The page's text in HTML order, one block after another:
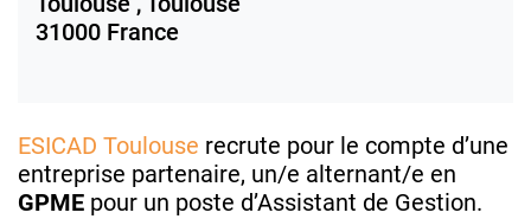
31000 France
ESICAD Toulouse recrute pour le compte d’une
entreprise partenaire, un/e alternant/e en
GPME pour un poste d’Assistant de Gestion.